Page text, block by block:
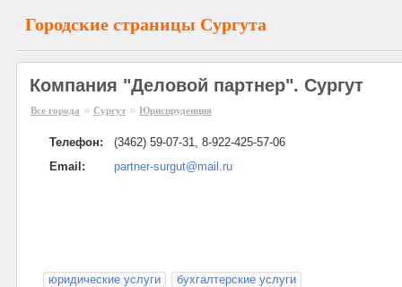
Городские страницы Сургута
Компания "Деловой партнер". Сургут
Все города » Сургут » Юриспруденция
Телефон:
(3462) 59-07-31, 8-922-425-57-06
Email:
partner-surgut@mail.ru
юридические услуги бухгалтерские услуги